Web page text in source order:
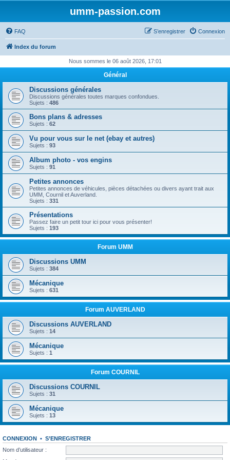
umm-passion.com
FAQ Connexion
S’enregistrer
Index du forum
Nous sommes le 06 août 2026, 17:01
Général
Discussions générales
Discussions générales toutes marques confondues.
Sujets : 486
Bons plans & adresses
Sujets : 62
Vu pour vous sur le net (ebay et autres)
Sujets : 93
Album photo - vos engins
Sujets : 91
Petites annonces
Petites annonces de véhicules, pièces détachées ou divers ayant trait aux
UMM, Cournil et Auverland.
Sujets : 331
Présentations
Passez faire un petit tour ici pour vous présenter!
Sujets : 193
Forum UMM
Discussions UMM
Sujets : 384
Mécanique
Sujets : 631
Forum AUVERLAND
Discussions AUVERLAND
Sujets : 14
Mécanique
Sujets : 1
Forum COURNIL
Discussions COURNIL
Sujets : 31
Mécanique
Sujets : 13
CONNEXION • S’ENREGISTRER
Nom d’utilisateur :